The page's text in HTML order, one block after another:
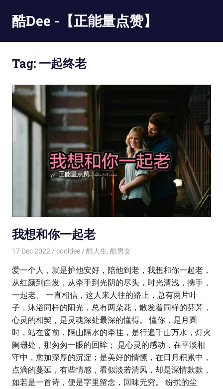
content
酷Dee -【正能量点赞】
最
有
更
酷
Tag: 一起终老
我想和你一起老
17 Dec 2022 cooldee 酷人生, 酷男女
爱一个人，就是护他安好，陪他到老，我想和你一起老，
从红颜到白发，从牵手到光阴的尽头，时光清浅，携手，
一起老。 一直相信，这人来人往的路上，总有两片叶
子，沐浴同样的阳光，总有两朵花，散发着同样的芬芳，
心灵的相契，是灵魂深处最深的懂得。 懂你，是月圆
时，站在窗前，隔山隔水的牵挂，是行遍千山万水，灯火
阑珊处，那匆匆一眼的回眸； 是心灵的感动，在平淡相
守中，愈加深厚的沉淀；是美好的情愫，在日月积累中，
点滴的蔓延，有些情感，看似淡若清风，却是深情款款，
如若是一首诗，便是字里留念，回味无穷。 纷扰的尘